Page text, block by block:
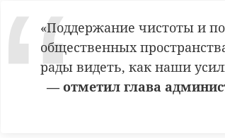
«Поддержание чистоты и
общественных
рады видеть, как наши
— отметил глава